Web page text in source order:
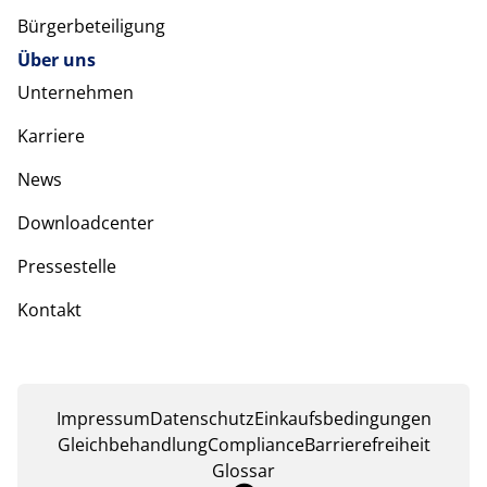
Bürgerbeteiligung
Über uns
Unternehmen
Karriere
News
Downloadcenter
Pressestelle
Kontakt
ImpressumDatenschutzEinkaufsbedingungen
GleichbehandlungComplianceBarrierefreiheit
Glossar